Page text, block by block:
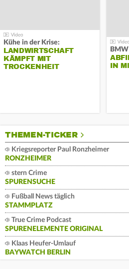
Kühe in der Krise:
LANDWIRTSCHAFT
KÄMPFT MIT
TROCKENHEIT
IN
THEMEN-TICKER
Kriegsreporter Paul Ronzheimer
RONZHEIMER
stern Crime
SPURENSUCHE
Fußball News täglich
STAMMPLATZ
True Crime Podcast
SPURENELEMENTE ORIGINAL
Klaas Heufer-Umlauf
BAYWATCH BERLIN